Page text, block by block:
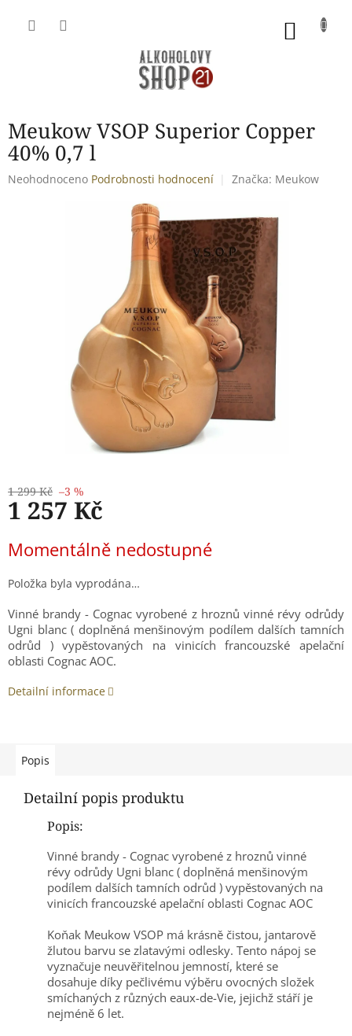
Meukow VSOP Superior Copper
40% 0,7 l
Průměrné
Neohodnoceno Podrobnosti hodnocení Značka: Meukow
1 299 Kč –3 %
1 257 Kč
cena:
Momentálně nedostupné
Položka byla vyprodána…
Vinné brandy - Cognac vyrobené z hroznů vinné révy odrůdy
Ugni blanc ( doplněná menšinovým podílem dalších tamních
odrůd ) vypěstovaných na vinicích francouzské apelační
oblasti Cognac AOC.
Detailní informace
Popis
Detailní popis produktu
Popis:
Vinné brandy - Cognac vyrobené z hroznů vinné
révy odrůdy Ugni blanc ( doplněná menšinovým
podílem dalších tamních odrůd ) vypěstovaných na
vinicích francouzské apelační oblasti Cognac AOC
Koňak Meukow VSOP má krásně čistou, jantarově
žlutou barvu se zlatavými odlesky. Tento nápoj se
vyznačuje neuvěřitelnou jemností, které se
dosahuje díky pečlivému výběru ovocných složek
smíchaných z různých eaux-de-Vie, jejichž stáří je
nejméně 6 let.